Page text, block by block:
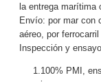
la entrega marítima
Envío: por mar con
aéreo, por ferrocarril
Inspección y
1.100% PMI,